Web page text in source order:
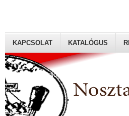
Rádiógyűjtők Magyaroszági
KAPCSOLAT KATALÓGUS